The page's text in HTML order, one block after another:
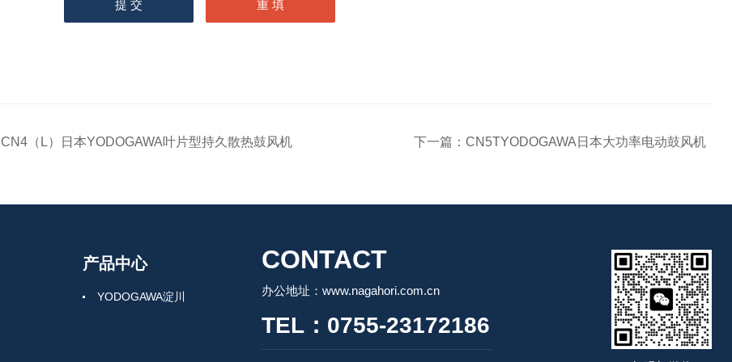
CN4（L）日本YODOGAWA叶片型持久散热鼓风机 下一篇： CN5TYODOGAWA日本大功率电动鼓风机
产品中心
YODOGAWA淀川
CONTACT
办公地址：www.nagahori.com.cn
TEL：0755-23172186